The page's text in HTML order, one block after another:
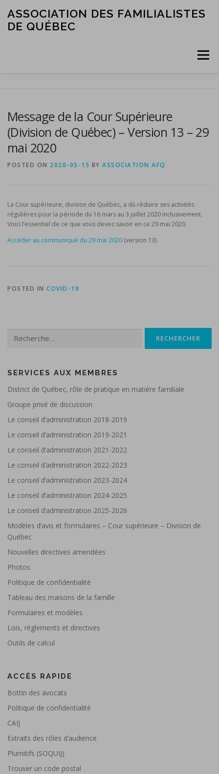
content
ASSOCIATION DES FAMILIALISTES
DE QUÉBEC
Menu
SERVICES ET RESSOURCES NOUS JOINDRE
Message de la Cour Supérieure
(Division de Québec) – Version 13 – 29
mai 2020
POSTED ON 2020-05-15 BY ASSOCIATION AFQ
La Cour supérieure, division de Québec, a dû réduire ses activités
régulières pour la période du 16 mars au 3 juillet 2020 inclusivement.
Voici l’essentiel de ce que vous devez savoir en ce 29 mai 2020.
Accéder au communiqué du 29 mai 2020 (version 13)
POSTED IN COVID-19
SERVICES AUX MEMBRES
District de Québec, rôle de pratique en matière familiale
Groupe privé de discussion
Le conseil d’administration 2018-2019
Le conseil d’administration 2019-2021
Le conseil d’administration 2021-2022
Le conseil d’administration 2022-2023
Le conseil d’administration 2023-2024
Le conseil d’administration 2024-2025
Le conseil d’administration 2025-2026
Modèles d’avis et formulaires – Cour supérieure – Division de
Québec
Nouvelles directives amendées
Photos
Politique de confidentialité
Tableau des maisons de la famille
Formulaires et modèles
Lois, règlements et directives
Outils de calcul
ACCÈS RAPIDE
Bottin des avocats
Politique de confidentialité
CAIJ
Extraits des rôles d’audience
Plumitifs (SOQUIJ)
Trouver un code postal